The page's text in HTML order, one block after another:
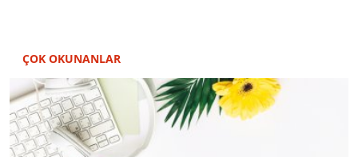
ÇOK OKUNANLAR